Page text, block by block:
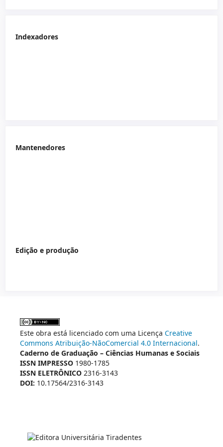
Indexadores
Mantenedores
Edição e produção
Este obra está licenciado com uma Licença Creative
Commons Atribuição-NãoComercial 4.0 Internacional.
Caderno de Graduação – Ciências Humanas e Sociais
ISSN IMPRESSO 1980-1785
ISSN ELETRÔNICO 2316-3143
DOI: 10.17564/2316-3143